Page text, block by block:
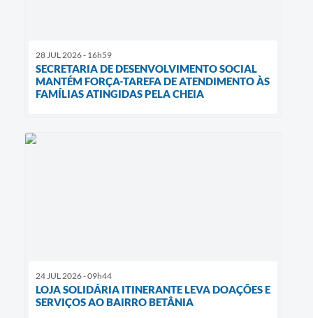
28 JUL 2026 - 16h59
SECRETARIA DE DESENVOLVIMENTO SOCIAL
MANTÉM FORÇA-TAREFA DE ATENDIMENTO ÀS
FAMÍLIAS ATINGIDAS PELA CHEIA
24 JUL 2026 - 09h44
LOJA SOLIDÁRIA ITINERANTE LEVA DOAÇÕES E
SERVIÇOS AO BAIRRO BETÂNIA